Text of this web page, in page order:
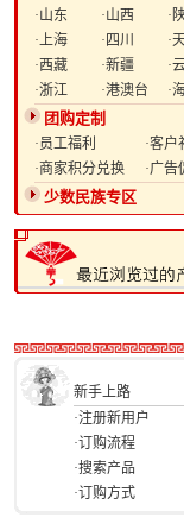
·山东
·山西
·
·上海
·四川
·
·西藏
·新疆
·
·浙江
·港澳台 ·
团购定制
·员工福利
·客户
·商家积分兑换
·广告
少数民族专区
新手上路
·注册新用户
·订购流程
·搜索产品
·订购方式